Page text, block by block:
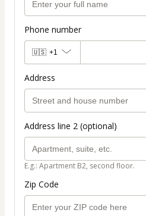
Phone number
🇺🇸 +1
Address
Address line 2 (optional)
E.g.: Apartment B2, second floor.
Zip Code